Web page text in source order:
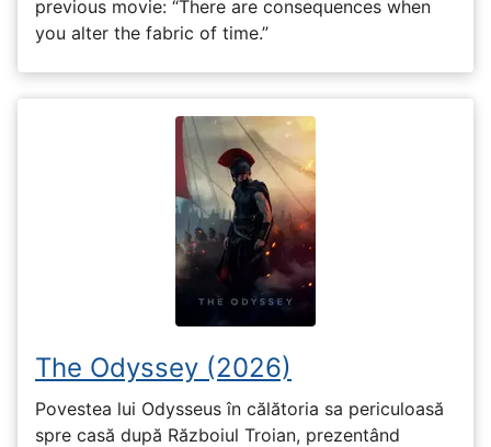
previous movie: “There are consequences when
you alter the fabric of time.”
The Odyssey (2026)
Povestea lui Odysseus în călătoria sa periculoasă
spre casă după Războiul Troian, prezentând